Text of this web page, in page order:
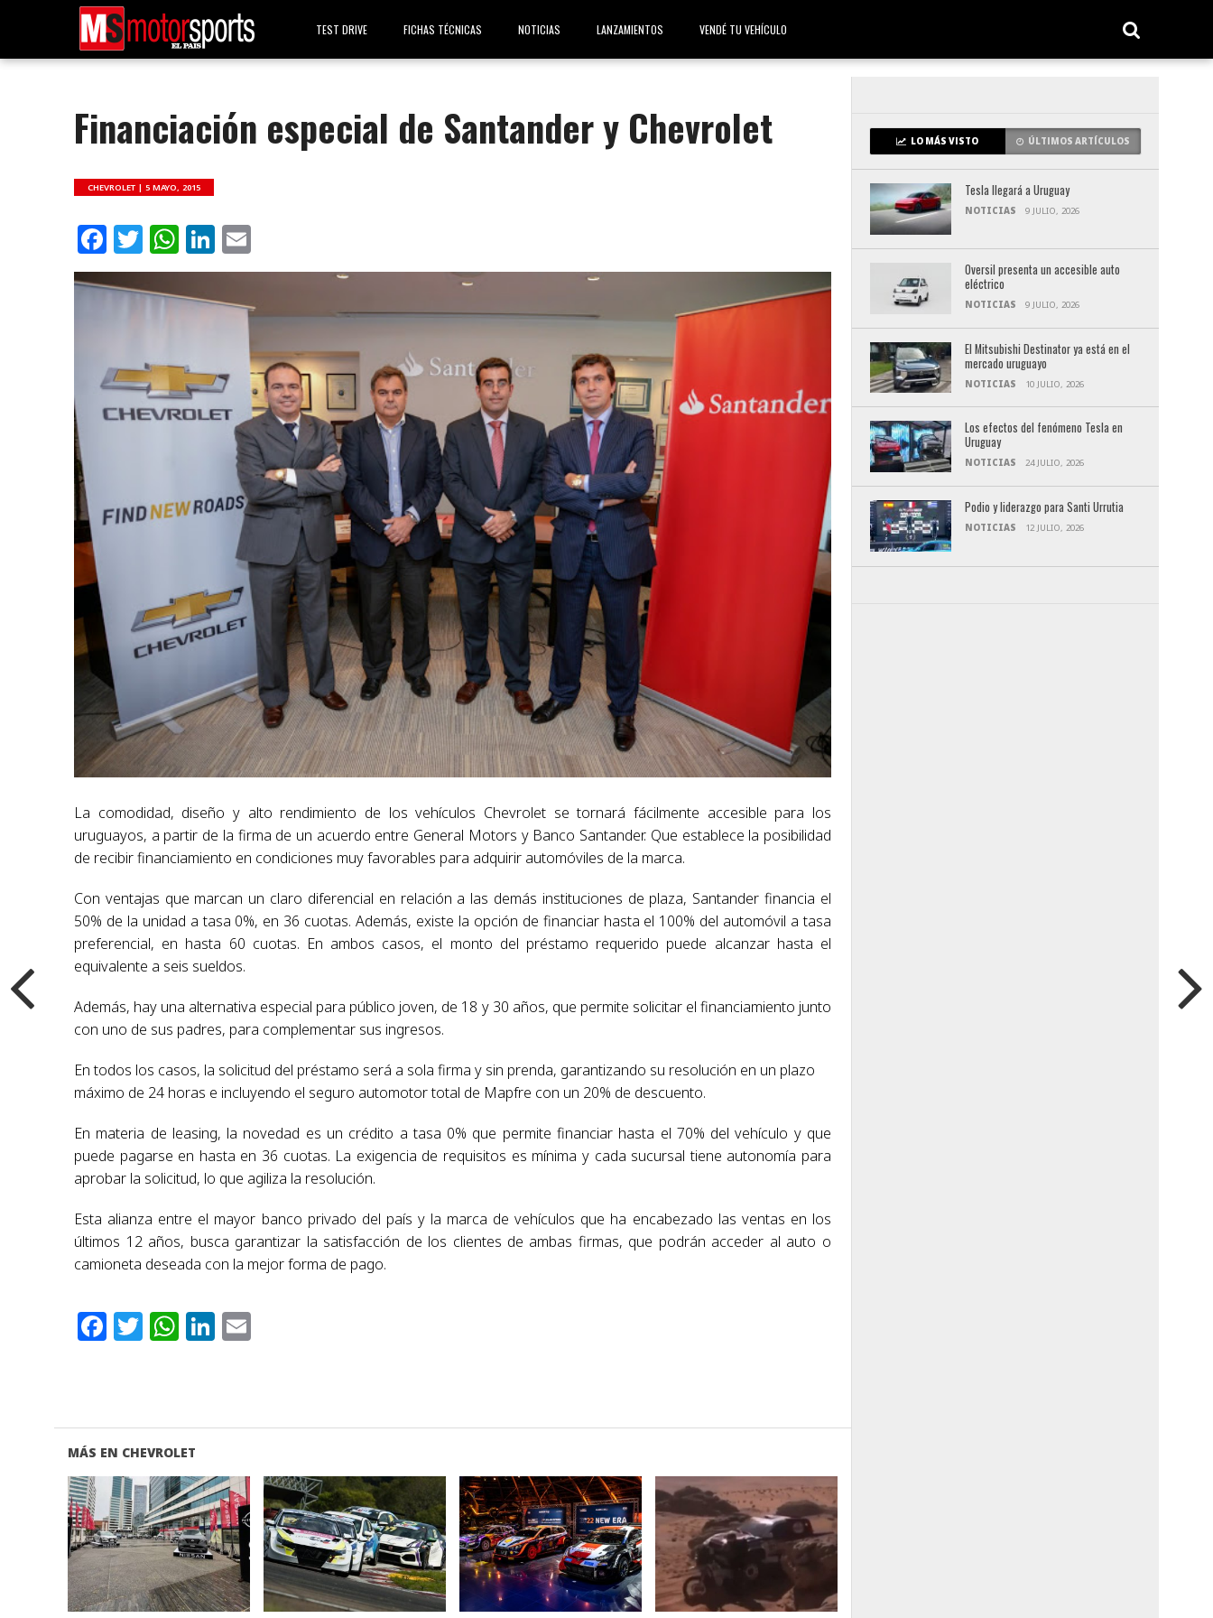
TEST DRIVE FICHAS TÉCNICAS NOTICIAS LANZAMIENTOS VENDÉ TU VEHÍCULO
Financiación especial de Santander y Chevrolet
CHEVROLET |5 MAYO, 2015
Facebook
Twitter
WhatsApp
LinkedIn
La comodidad, diseño y alto rendimiento de los vehículos Chevrolet se tornará fácilmente accesible para los
uruguayos, a partir de la firma de un acuerdo entre General Motors y Banco Santander. Que establece la posibilidad
de recibir financiamiento en condiciones muy favorables para adquirir automóviles de la marca.
Con ventajas que marcan un claro diferencial en relación a las demás instituciones de plaza, Santander financia el
50% de la unidad a tasa 0%, en 36 cuotas. Además, existe la opción de financiar hasta el 100% del automóvil a tasa
preferencial, en hasta 60 cuotas. En ambos casos, el monto del préstamo requerido puede alcanzar hasta el
equivalente a seis sueldos.
Además, hay una alternativa especial para público joven, de 18 y 30 años, que permite solicitar el financiamiento junto
con uno de sus padres, para complementar sus ingresos.
En todos los casos, la solicitud del préstamo será a sola firma y sin prenda, garantizando su resolución en un plazo
máximo de 24 horas e incluyendo el seguro automotortotal de Mapfre con un 20% de descuento.
En materia de leasing, la novedad es un crédito a tasa 0% que permite financiar hasta el 70% delvehículo y que
puede pagarse en hasta en 36 cuotas. La exigencia de requisitos es mínima y cada sucursal tiene autonomía para
aprobar la solicitud, lo que agiliza la resolución.
Esta alianza entre el mayor banco privado del país y la marca de vehículos que ha encabezado las ventas en los
últimos 12 años, busca garantizar la satisfacción de los clientes de ambas firmas, que podrán acceder al auto o
camioneta deseada con la mejor forma de pago.
Facebook
Twitter
WhatsApp
LinkedIn
MÁS EN CHEVROLET
VER NOTA VER NOTA VER NOTA VER NOTA
LO MÁS VISTO ÚLTIMOS ARTÍCULOS
Tesla llegará a Uruguay
NOTICIAS 9 JULIO, 2026
Oversil presenta un accesible auto
eléctrico
NOTICIAS 9 JULIO, 2026
El Mitsubishi Destinator ya está en el
mercado uruguayo
NOTICIAS 10 JULIO, 2026
Los efectos del fenómeno Tesla en
Uruguay
NOTICIAS 24 JULIO, 2026
Podio y liderazgo para Santi Urrutia
NOTICIAS 12 JULIO, 2026